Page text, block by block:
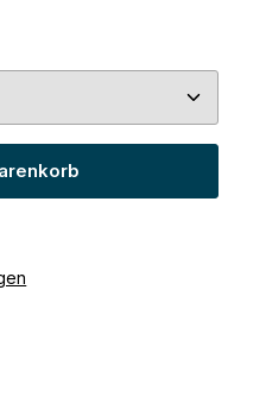
gewünschten Wert